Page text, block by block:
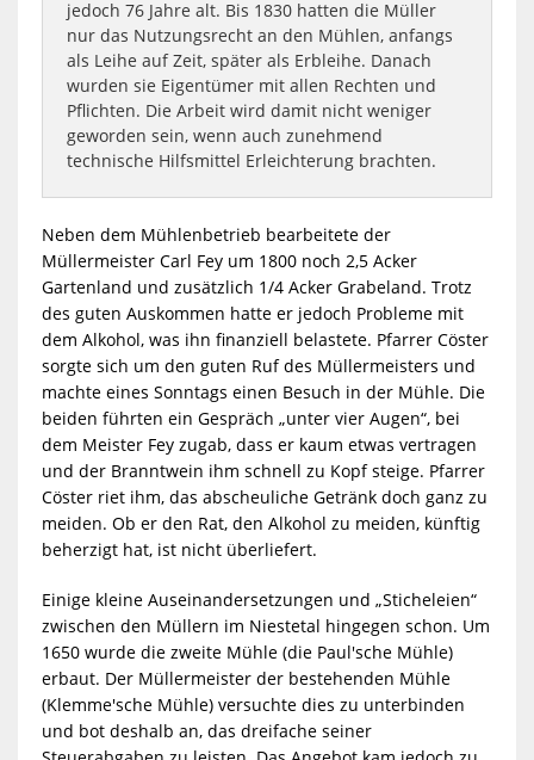
jedoch 76 Jahre alt. Bis 1830 hatten die Müller
nur das Nutzungsrecht an den Mühlen, anfangs
als Leihe auf Zeit, später als Erbleihe. Danach
wurden sie Eigentümer mit allen Rechten und
Pflichten. Die Arbeit wird damit nicht weniger
geworden sein, wenn auch zunehmend
technische Hilfsmittel Erleichterung brachten.
Neben dem Mühlenbetrieb bearbeitete der
Müllermeister Carl Fey um 1800 noch 2,5 Acker
Gartenland und zusätzlich 1/4 Acker Grabeland. Trotz
des guten Auskommen hatte er jedoch Probleme mit
dem Alkohol, was ihn finanziell belastete. Pfarrer Cöster
sorgte sich um den guten Ruf des Müllermeisters und
machte eines Sonntags einen Besuch in der Mühle. Die
beiden führten ein Gespräch „unter vier Augen“, bei
dem Meister Fey zugab, dass er kaum etwas vertragen
und der Branntwein ihm schnell zu Kopf steige. Pfarrer
Cöster riet ihm, das abscheuliche Getränk doch ganz zu
meiden. Ob er den Rat, den Alkohol zu meiden, künftig
beherzigt hat, ist nicht überliefert.
Einige kleine Auseinandersetzungen und „Sticheleien“
zwischen den Müllern im Niestetal hingegen schon. Um
1650 wurde die zweite Mühle (die Paul'sche Mühle)
erbaut. Der Müllermeister der bestehenden Mühle
(Klemme'sche Mühle) versuchte dies zu unterbinden
und bot deshalb an, das dreifache seiner